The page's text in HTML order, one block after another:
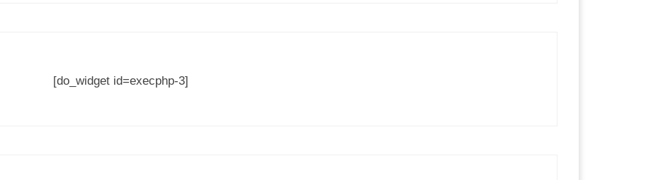
[do_widget id=execphp-3]